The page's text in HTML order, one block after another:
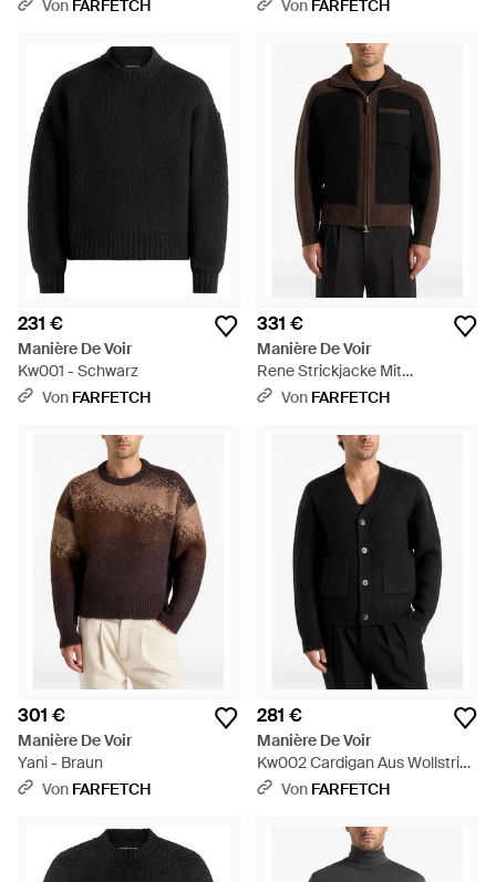
Von FARFETCH Von FARFETCH
231 €
Manière De Voir
Kw001 - Schwarz
Von FARFETCH
331 €
Manière De Voir
Rene Strickjacke Mit
Reißverschluss - Schwarz
Von FARFETCH
301 €
Manière De Voir
Yani - Braun
Von FARFETCH
281 €
Manière De Voir
Kw002 Cardigan Aus Wollstrick
- Schwarz
Von FARFETCH